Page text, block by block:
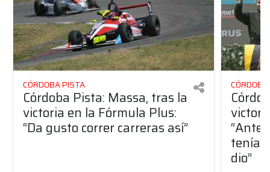
CÓRDOBA PISTA
Córdoba Pista: Massa, tras la
victoria en la Fórmula Plus:
“Da gusto correr carreras así”
dio”